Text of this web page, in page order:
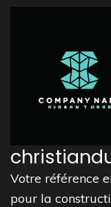
Aller
Votre référence
pour la